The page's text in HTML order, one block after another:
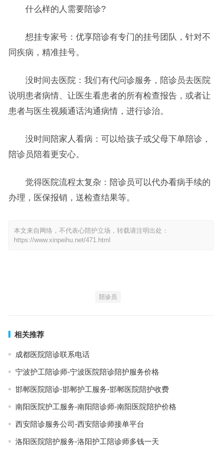
什么样的人需要陪诊?
想挂专家号：优享陪诊有专门的挂号团队，针对不
同疾病，精准挂号。
没时间去医院：我们有代问诊服务，陪诊员去医院
说明患者病情、让医生看患者的所有检查报告，或者让
患者与医生视频通话沟通病情，进行诊治。
没时间陪家人看病：可以给孩子或父母下单陪诊，
陪诊员陪着更安心。
觉得医院流程太复杂：陪诊员可以代办看病手续的
办理，医保报销，送检查结果等。
本文来自网络，不代表心陪护立场，转载请注明出处：
https://www.xinpeihu.net/471.html
陪诊员
相关推荐
成都医院陪诊联系电话
宁波护工陪诊师-宁波医院陪诊陪护服务价格
邯郸医院陪诊-邯郸护工服务-邯郸医院陪护收费
南阳医院护工服务-南阳陪诊师-南阳医院陪护价格
西安陪诊服务公司-西安陪诊师接单平台
洛阳医院陪护服务-洛阳护工陪诊师多钱一天